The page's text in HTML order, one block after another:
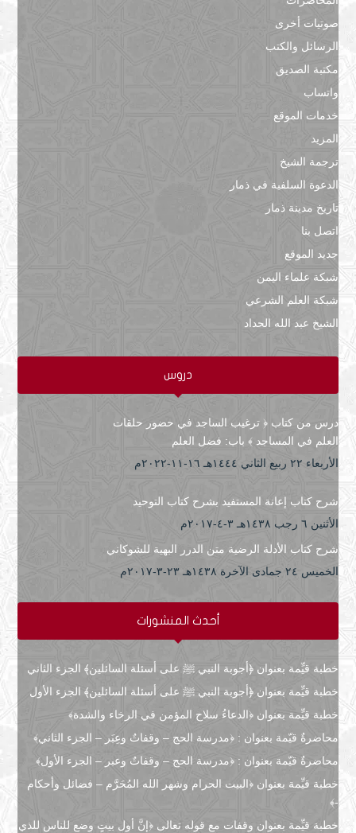
صوتيات أخرى
الرسائل والكتب
مكتبة الصديق
واتساب
خدمات الموقع
المزيد
ترجمة الشيخ
الدعوة السلفية في ذمار
تاريخ مدينة ذمار
اتصل بنا
جديد الموقع
شبكة علماء اليمن
شبكة العلم الشرعي
الشيخ عبد الله الحداد
دروس
درس من كتاب ﴿ ترغيب الساجد في حضور حلقات
العلم في المساجد ﴾ باب: فضل العلم
الأربعاء ۲۲ ربيع الثاني ۱٤٤٤هـ ۱٦-۱۱-۲۰۲۲م
شرح كتاب إعانة المستفيد بشرح كتاب التوحيد
الأثنين ٦ رجب ۱٤۳۸هـ ۳-٤-۲۰۱۷م
شرح كتاب الأدلة الرضية متن الدرر البهية للشوكاني
الخميس ۲٤ جمادى الآخرة ۱٤۳۸هـ ۲۳-۳-۲۰۱۷م
أحدث المنشورات
خطبة قيِّمة بعنوان ﴿أجوبة النبي ﷺ على أسئلة السائلين﴾ الجزء الثاني
خطبة قيِّمة بعنوان ﴿أجوبة النبي ﷺ على أسئلة السائلين﴾ الجزء الأول
خطبة قيِّمة بعنوان ﴿الدعاءُ سلاح المؤمن في الرخاء والشدة﴾
محاضرةٌ قيّمة بعنوان : ﴿مدرسة الحج – وقفاتٌ وعِبَر – الجزء الثاني﴾
محاضرةٌ قيّمة بعنوان : ﴿مدرسة الحج – وقفاتٌ وعبر – الجزء الأول﴾
خطبة قيِّمة بعنوان ﴿البيت الحرام وشهر الله المُحَرَّم – فضائل وأحكام
-﴾
خطبة قيِّمة بعنوان وقفات مع قوله تعالى ﴿إنَّ أول بيتٍ وضع للناس للذي